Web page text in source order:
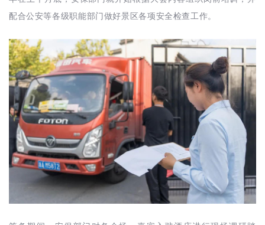
配合公安等各级职能部门做好景区各项安全检查工作。